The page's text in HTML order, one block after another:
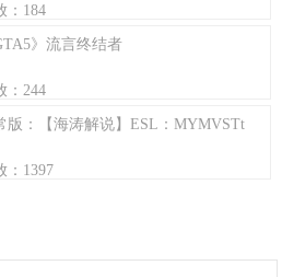
：184
》流言终结者
：244
版：【海涛解说】ESL：MYMVSTt
：1397